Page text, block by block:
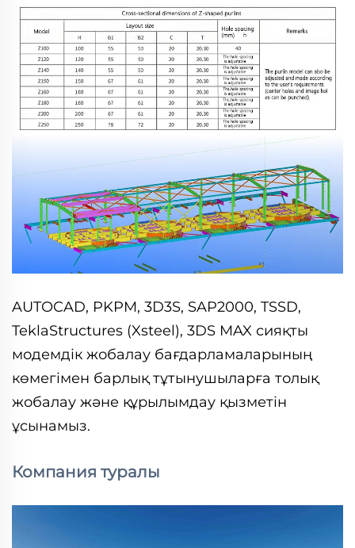
AUTOCAD, PKPM, 3D3S, SAP2000, TSSD,
TeklaStructures (Xsteel), 3DS MAX сияқты
модемдік жобалау бағдарламаларының
көмегімен барлық тұтынушыларға толық
жобалау және құрылымдау қызметін
ұсынамыз.
Компания туралы